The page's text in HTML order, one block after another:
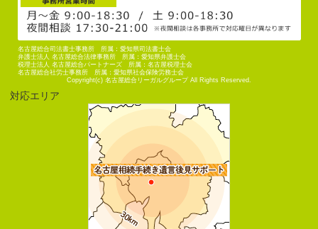
名古屋総合司法書士事務所 所属：愛知県司法書士会
弁護士法人 名古屋総合法律事務所 所属：愛知県弁護士会
税理士法人 名古屋総合パートナーズ 所属：名古屋税理士会
名古屋総合社労士事務所 所属：愛知県社会保険労務士会
Copyright(c) 名古屋総合リーガルグループ All Rights Reserved.
対応エリア